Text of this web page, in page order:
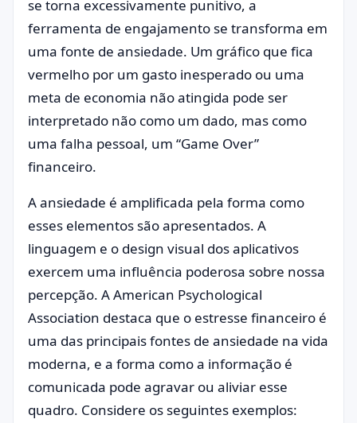
se torna excessivamente punitivo, a
ferramenta de engajamento se transforma em
uma fonte de ansiedade. Um gráfico que fica
vermelho por um gasto inesperado ou uma
meta de economia não atingida pode ser
interpretado não como um dado, mas como
uma falha pessoal, um “Game Over”
financeiro.
A ansiedade é amplificada pela forma como
esses elementos são apresentados. A
linguagem e o design visual dos aplicativos
exercem uma influência poderosa sobre nossa
percepção. AAmerican Psychological
Association destaca que o estresse financeiro é
uma das principais fontes de ansiedade na vida
moderna, e a forma como a informação é
comunicada pode agravar ou aliviar esse
quadro. Considere os seguintes exemplos: